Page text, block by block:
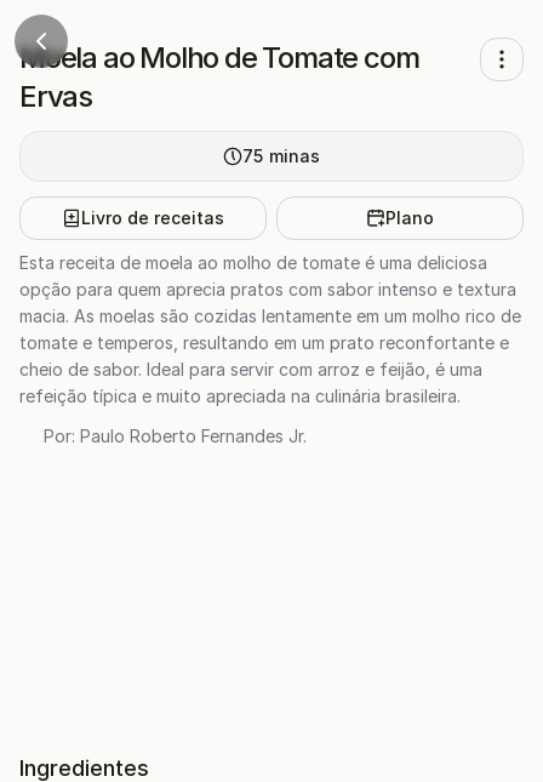
Moela ao Molho de Tomate com
Ervas
75 minas
Livro de receitas Plano
Esta receita de moela ao molho de tomate é uma deliciosa
opção para quem aprecia pratos com sabor intenso e textura
macia. As moelas são cozidas lentamente em um molho rico de
tomate e temperos, resultando em um prato reconfortante e
cheio de sabor. Ideal para servir com arroz e feijão, é uma
refeição típica e muito apreciada na culinária brasileira.
Por: Paulo Roberto Fernandes Jr.
Ingredientes